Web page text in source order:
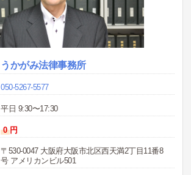
うかがみ法律事務所
050-5267-5577
平日 9:30〜17:30
0 円
〒530-0047 大阪府大阪市北区西天満2丁目11番8
号 アメリカンビル501